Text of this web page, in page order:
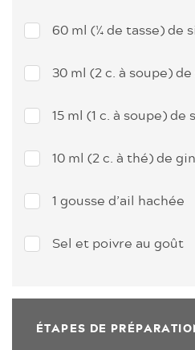
60 ml (¼ de tasse) de
30 ml (2 c. à soupe)
15 ml (1 c. à soupe)
10 ml (2 c. à thé) de
1 gousse d’ail hachée
Sel et poivre au goût
ÉTAPES DE